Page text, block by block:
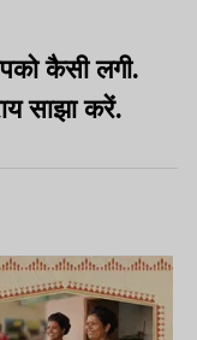
कैसी लगी.
साझा करें.